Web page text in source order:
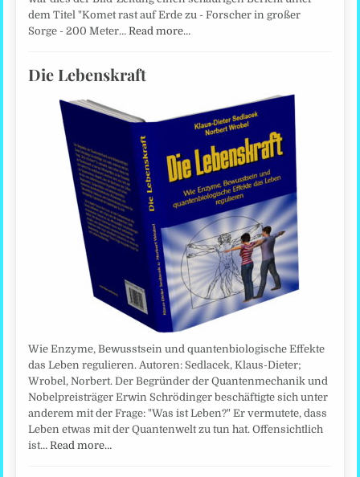
dem Titel "Komet rast auf Erde zu - Forscher in großer
Sorge - 200 Meter…Read more…
Die Lebenskraft
Wie Enzyme, Bewusstsein und quantenbiologische Effekte
das Leben regulieren. Autoren: Sedlacek, Klaus-Dieter;
Wrobel, Norbert. Der Begründer der Quantenmechanik und
Nobelpreisträger Erwin Schrödinger beschäftigte sich unter
anderem mit der Frage: "Was ist Leben?" Er vermutete, dass
Leben etwas mit der Quantenwelt zu tun hat. Offensichtlich
ist…Read more…